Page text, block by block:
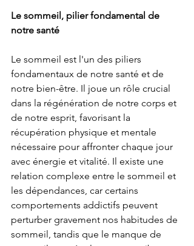
Le sommeil, pilier fondamental de
notre santé
Le sommeil est l'un des piliers
fondamentaux de notre santé et de
notre bien-être. Il joue un rôle crucial
dans la régénération de notre corps et
de notre esprit, favorisant la
récupération physique et mentale
nécessaire pour affronter chaque jour
avec énergie et vitalité. Il existe une
relation complexe entre le sommeil et
les dépendances, car certains
comportements addictifs peuvent
perturber gravement nos habitudes de
sommeil, tandis que le manque de